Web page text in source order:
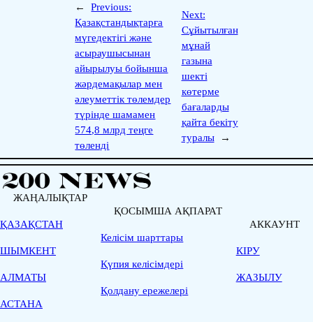
←
Previous:
Қазақстандықтарға
мүгедектігі және
асыраушысынан
айырылуы бойынша
жәрдемақылар мен
әлеуметтік төлемдер
түрінде шамамен
574,8 млрд теңге
төленді
Next:
Сұйытылған
мұнай
газына
шекті
көтерме
бағаларды
қайта бекіту
туралы
→
ЖАҢАЛЫҚТАР
ҚАЗАҚСТАН
ШЫМКЕНТ
АЛМАТЫ
АСТАНА
ҚОСЫМША АҚПАРАТ
Келісім шарттары
Қүпия келісімдері
Қолдану ережелері
АККАУНТ
КІРУ
ЖАЗЫЛУ